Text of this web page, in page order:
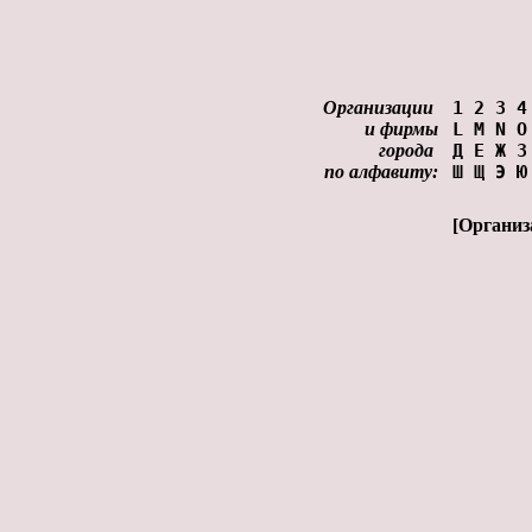
Организации
и фирмы
города
по алфавиту:
1 2 3 4
L M N O
Д Е Ж З
Ш Щ Э Ю
[